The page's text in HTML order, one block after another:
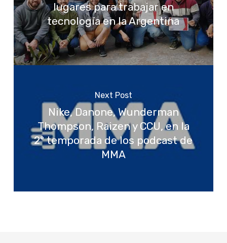
lugares para trabajar en
tecnología en la Argentina
Next Post
Nike, Danone, Wunderman
Thompson, Raizen y CCU, en la
2° temporada de los podcast de
MMA